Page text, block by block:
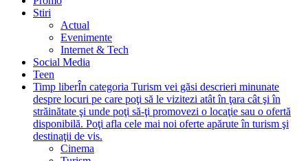
Stiri
Actual
Evenimente
Internet & Tech
Social Media
Teen
Timp liberÎn categoria Turism vei găsi descrieri minunate
despre locuri pe care poţi să le vizitezi atât în ţara cât şi în
străinătate şi unde poţi să-ţi promovezi o locaţie sau o ofertă
disponibilă. Poţi afla cele mai noi oferte apărute în turism şi
destinaţii de vis.
Cinema